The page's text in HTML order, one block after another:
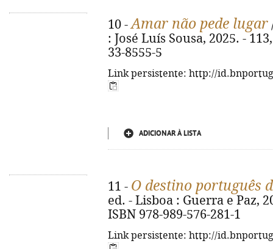
10 -Amar não pede lugar
: José Luís Sousa, 2025. -
33-8555-5
Link persistente: http://
ADICIONAR À LISTA
11 - O destino português
ed. - Lisboa : Guerra e Paz,
ISBN 978-989-576-281-1
Link persistente: http://